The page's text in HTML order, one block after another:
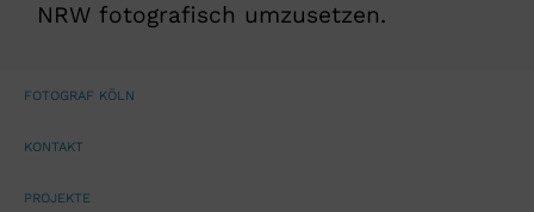
NRW fotografisch umzusetzen.
FOTOGRAF KÖLN
KONTAKT
PROJEKTE